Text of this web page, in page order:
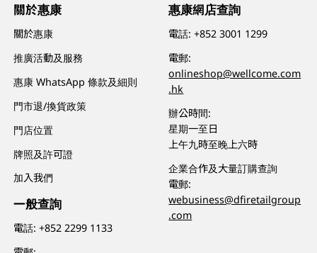
關於惠康
關於惠康
推廣活動及服務
惠康 WhatsApp 條款及細則
門市退/換貨政策
門店位置
牌照及許可證
加入我們
一般查詢
電話:+852 2299 1133
惠康網店查詢
電話:+852 3001 1299
電郵:
onlineshop@wellcome.com
.hk
辦公時間:
星期一至日
上午九時至晚上六時
企業合作及大量訂購查詢
電郵:
webusiness@dfiretailgroup
.com